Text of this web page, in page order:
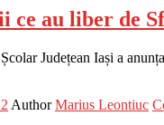
ce au liber de
Județean Iași a
Author Marius Leontiuc